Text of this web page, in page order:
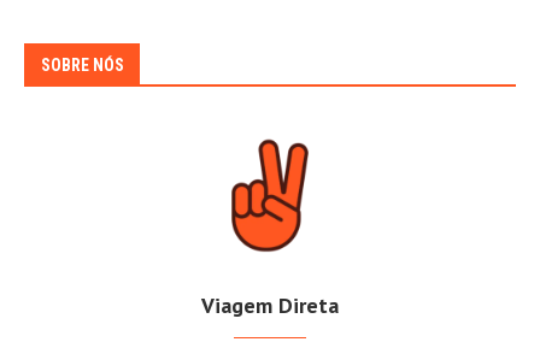
SOBRE NÓS
Viagem Direta